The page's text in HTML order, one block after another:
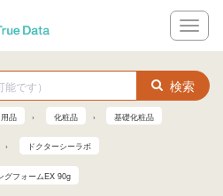
メ
ニ
ー
検索
品 化粧品 基礎化粧品
ドクターシーラボ
グフォームEX 90g